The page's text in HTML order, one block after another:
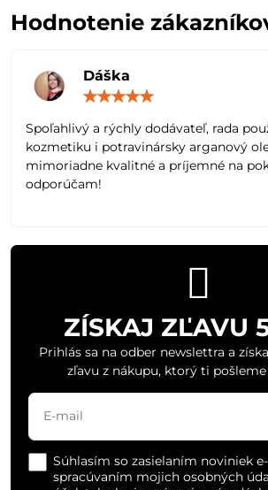
Hodnotenie
Dáška
5
Spoľahlivý a rýchly dodávateľ, rada
kozmetiku i potravinársky arganový
mimoriadne kvalitné a príjemné na
odporúčam!
ZÍSKAJ ZĽAVU
Prihlás sa na odber newslettra a
zľavu z nákupu, ktorý ti
Súhlasím so zasielaním noviniek
spracúvaním mojich osobných